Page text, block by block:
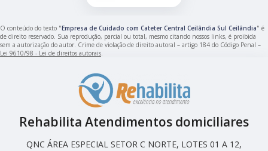
O conteúdo do texto "Empresa de Cuidado com Cateter Central Ceilândia Sul Ceilândia" é
de direito reservado. Sua reprodução, parcial ou total, mesmo citando nossos links, é proibida
sem a autorização do autor. Crime de violação de direito autoral – artigo 184 do Código Penal –
Lei 9610/98 - Lei de direitos autorais
Rehabilita Atendimentos domiciliares
QNC ÁREA ESPECIAL SETOR C NORTE, LOTES 01 A 12,